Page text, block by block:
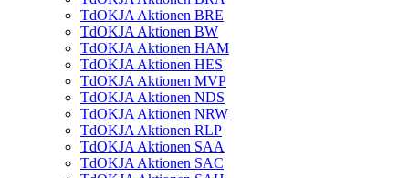
TdOKJA Aktionen BRE
TdOKJA Aktionen BW
TdOKJA Aktionen HAM
TdOKJA Aktionen HES
TdOKJA Aktionen MVP
TdOKJA Aktionen NDS
TdOKJA Aktionen NRW
TdOKJA Aktionen RLP
TdOKJA Aktionen SAA
TdOKJA Aktionen SAC